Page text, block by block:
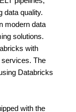
data quality.
modern data
solutions.
with
services. The
Databricks
with the